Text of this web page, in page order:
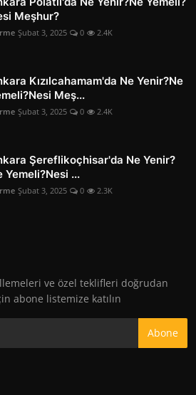
Meşhur?
Şubat 3, 2025 0 2.4K
Kızılcahamam'da Ne Yenir?Ne
Meş...
Şubat 3, 2025 0 2.4K
Şereflikoçhisar'da Ne Yenir?
Yemeli?Nesi ...
Şubat 3, 2025 0 2.3K
ve özel teklifleri doğrudan
abone listemize katılın
Abone